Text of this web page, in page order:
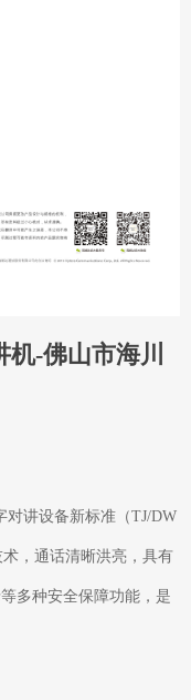
-佛山市海川
对讲设备新标准（TJ/DW
，通话清晰洪亮，具有
多种安全保障功能，是